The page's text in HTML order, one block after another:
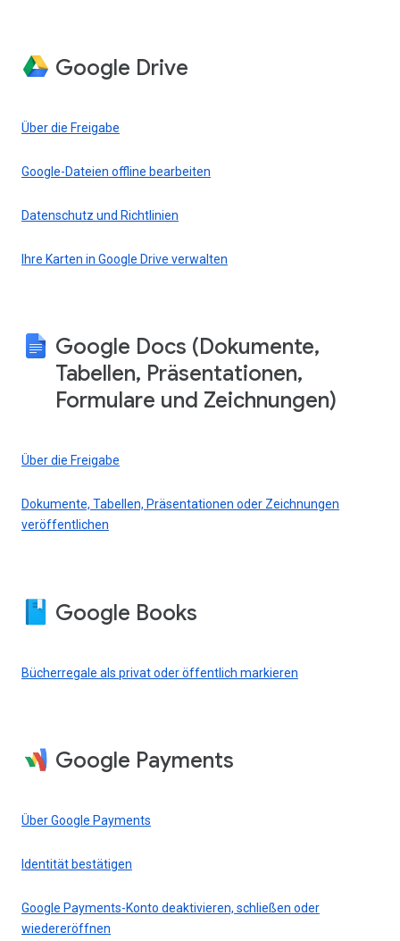
Google Drive
Über die Freigabe
Google-Dateien offline bearbeiten
Datenschutz und Richtlinien
Ihre Karten in Google Drive verwalten
Google Docs (Dokumente,
Tabellen, Präsentationen,
Formulare und Zeichnungen)
Über die Freigabe
Dokumente, Tabellen, Präsentationen oder Zeichnungen
veröffentlichen
Google Books
Bücherregale als privat oder öffentlich markieren
Google Payments
Über Google Payments
Identität bestätigen
Google Payments-Konto deaktivieren, schließen oder
wiedereröffnen